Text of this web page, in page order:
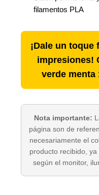
filamentos PLA
¡Dale un
impresiones!
verde menta
Nota importante:
página son de
necesariamente el
producto recibido,
según el monitor,